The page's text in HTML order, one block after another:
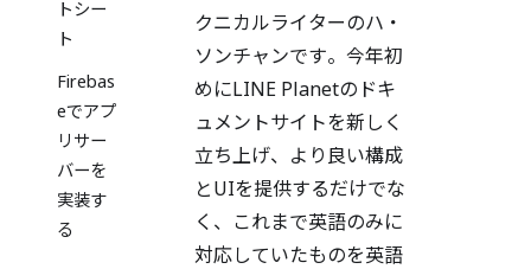
トシー
ト
Firebas
eでアプ
リサー
バーを
実装す
る
クニカルライターのハ・
ソンチャンです。今年初
めにLINE Planetのドキ
ュメントサイトを新しく
立ち上げ、より良い構成
とUIを提供するだけでな
く、これまで英語のみに
対応していたものを英語